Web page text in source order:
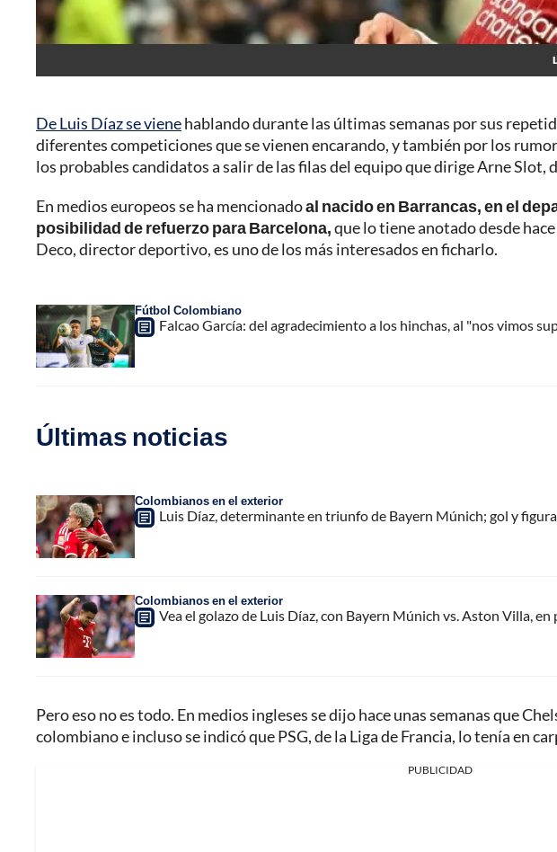
De Luis Díaz se vienehablando durante las últimas semanas por sus
diferentes competiciones que se vienen encarando, y también por los
los probables candidatos a salir de las filas del equipo que dirige Arne Slot,
En medios europeos se ha mencionadoal nacido en Barrancas, en el
posibilidad de refuerzo para Barcelona,que lo tiene anotado desde
Deco, director deportivo, es uno de los más interesados en ficharlo.
Fútbol Colombiano
Falcao García: del agradecimiento a los hinchas, al "nos vimos
Últimas noticias
Colombianos en el exterior
Luis Díaz, determinante en triunfo de Bayern Múnich; gol y
Colombianos en el exterior
Vea el golazo de Luis Díaz, con Bayern Múnich vs. Aston Villa,
Pero eso no es todo. En medios ingleses se dijo hace unas semanas que
colombiano e incluso se indicó que PSG, de la Liga de Francia, lo tenía en
PUBLICIDAD